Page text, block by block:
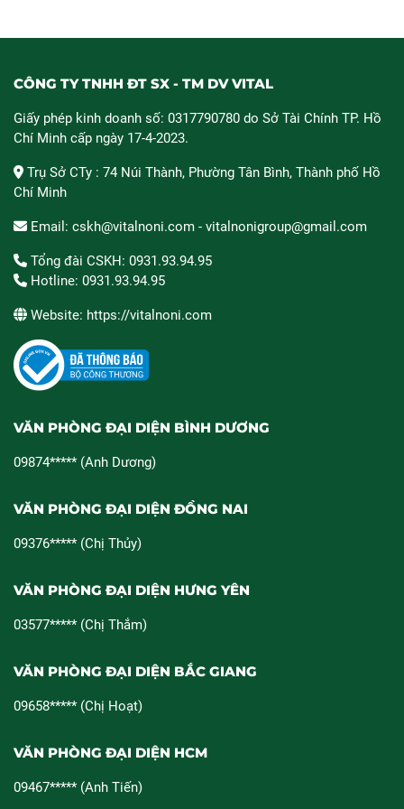
CÔNG TY TNHH ĐT SX - TM DV VITAL
Giấy phép kinh doanh số: 0317790780 do Sở Tài Chính TP. Hồ
Chí Minh cấp ngày 17-4-2023.
Trụ Sở CTy : 74 Núi Thành, Phường Tân Bình, Thành phố Hồ
Chí Minh
Email: cskh@vitalnoni.com - vitalnonigroup@gmail.com
Tổng đài CSKH: 0931.93.94.95
Hotline: 0931.93.94.95
Website: https://vitalnoni.com
VĂN PHÒNG ĐẠI DIỆN BÌNH DƯƠNG
09874***** (Anh Dương)
VĂN PHÒNG ĐẠI DIỆN ĐỒNG NAI
09376***** (Chị Thủy)
VĂN PHÒNG ĐẠI DIỆN HƯNG YÊN
03577***** (Chị Thắm)
VĂN PHÒNG ĐẠI DIỆN BẮC GIANG
09658***** (Chị Hoạt)
VĂN PHÒNG ĐẠI DIỆN HCM
09467***** (Anh Tiến)